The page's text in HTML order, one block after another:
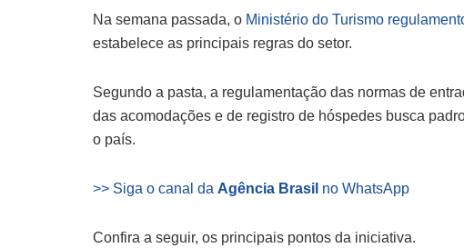
Na semana passada, o Ministério do Turismo
estabelece as principais regras do setor.
Segundo a pasta, a regulamentação das normas de
das acomodações e de registro de hóspedes busca
o país.
>> Siga o canal da Agência Brasil no WhatsApp
Confira a seguir, os principais pontos da iniciativa.